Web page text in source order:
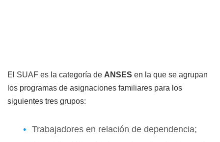
El SUAF es la categoría de ANSES en la que se agrupan
los programas de asignaciones familiares para los
siguientes tres grupos:
Trabajadores en relación de dependencia;